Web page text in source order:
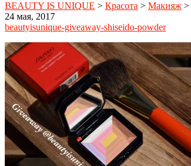
BEAUTY IS UNIQUE > Красота > Макияж >
24 мая, 2017
beautyisunique-giveaway-shiseido-powder